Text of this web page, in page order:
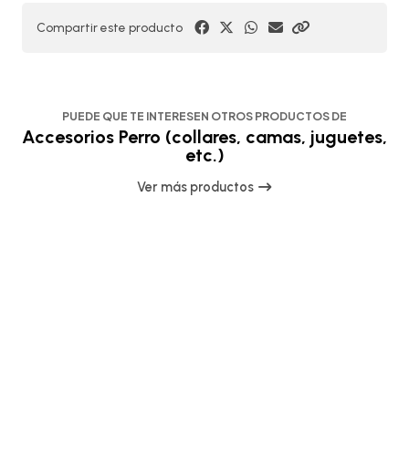
Compartir este producto
PUEDE QUE TE INTERESEN OTROS PRODUCTOS DE
Accesorios Perro (collares, camas, juguetes,
etc.)
Ver más productos